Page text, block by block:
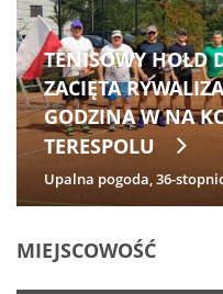
TENISOWY HOŁD
ZACIĘTA
GODZINA W NA
TERESPOLU
Upalna pogoda, 36-
MIEJSCOWOŚĆ